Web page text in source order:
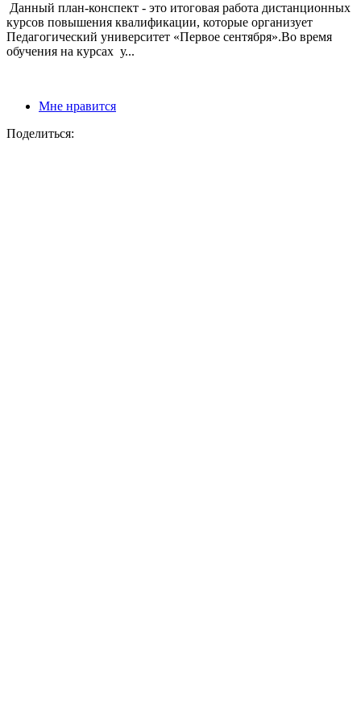
Данный план-конспект - это итоговая работа дистанционных
курсов повышения квалификации, которые организует
Педагогический университет «Первое сентября».Во время
обучения на курсах у...
Мне нравится
Поделиться: